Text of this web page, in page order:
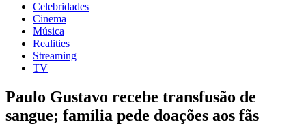
Celebridades
Cinema
Música
Realities
Streaming
TV
Paulo Gustavo recebe transfusão de
sangue; família pede doações aos fãs